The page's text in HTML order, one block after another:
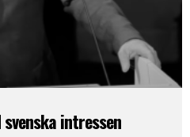
intressen